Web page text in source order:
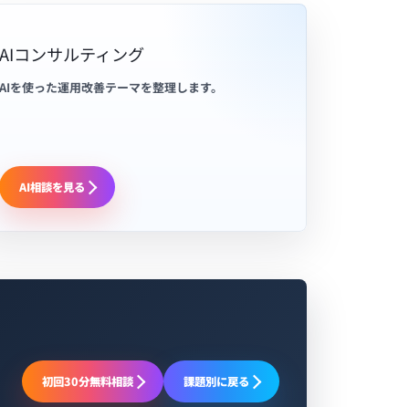
AIコンサルティング
AIを使った運用改善テーマを整理します。
AI相談を見る
初回30分無料相談 課題別に戻る